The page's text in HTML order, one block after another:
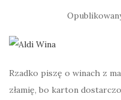
Rzadko piszę o winach z
złamię, bo karton